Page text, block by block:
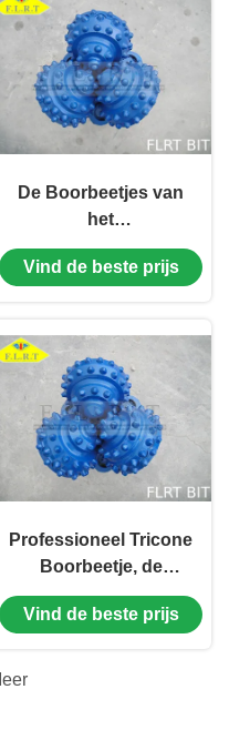
De Boorbeetjes van
het
wolframcarbide/Tricone
Rotsbeetje voor
Vind de beste prijs
Professioneel Tricone
Boorbeetje, de
Boorbeetjes van de
Waterput 9 1/2“
Vind de beste prijs